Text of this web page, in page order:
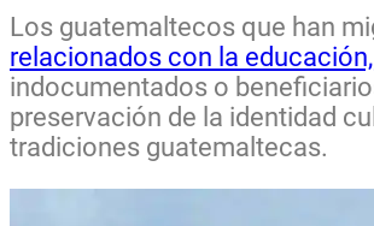
Los guatemaltecos que han
relacionados con la
indocumentados o
preservación de la identidad
tradiciones guatemaltecas.